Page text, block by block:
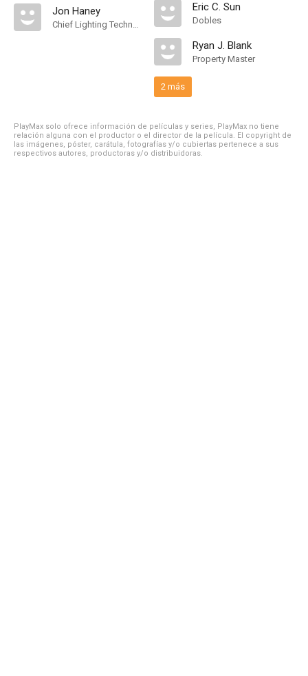
Jon Haney
Chief Lighting Technician
Eric C. Sun
Dobles
Ryan J. Blank
Property Master
2 más
PlayMax solo ofrece información de películas y series, PlayMax no tiene
relación alguna con el productor o el director de la película. El copyright de
las imágenes, póster, carátula, fotografías y/o cubiertas pertenece a sus
respectivos autores, productoras y/o distribuidoras.